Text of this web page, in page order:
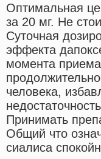
Оптимальная
за 20 мг. Не
Суточная
эффекта
момента
человека,
Принимать
Общий что
сиалиса